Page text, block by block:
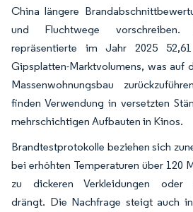
China längere
und Fluchtwege vorschreiben.
repräsentierte im Jahr 2025
Gipsplatten-Marktvolumens, was auf
Massenwohnungsbau
finden Verwendung in versetzten
mehrschichtigen Aufbauten in Kinos.
Brandtestprotokolle beziehen sich
bei erhöhten Temperaturen über 120
zu dickeren Verkleidungen oder
drängt. Die Nachfrage steigt auch